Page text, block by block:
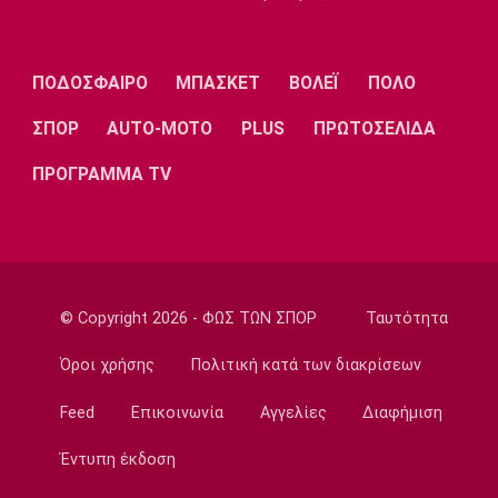
Σπόρτινγκ: Η επιβεβαίωση για τον
14:20
Γ Εθνική
13:50
Εθνικές Μπάσκετ
Σκούμα: «Είμαστε ενωμένες και
προετοιμασμένες»
ΠΟΔΟΣΦΑΙΡΟ ΜΠΑΣΚΕΤ ΒΟΛΕΪ ΠΟΛΟ
ΣΠΟΡ AUTO-MOTO PLUS ΠΡΩΤΟΣΕΛΙΔΑ
ΠΡΟΓΡΑΜΜΑ TV
© Copyright 2026 - ΦΩΣ ΤΩΝ ΣΠΟΡ Ταυτότητα
Όροι χρήσης Πολιτική κατά των διακρίσεων
Feed Επικοινωνία Αγγελίες Διαφήμιση
Έντυπη έκδοση